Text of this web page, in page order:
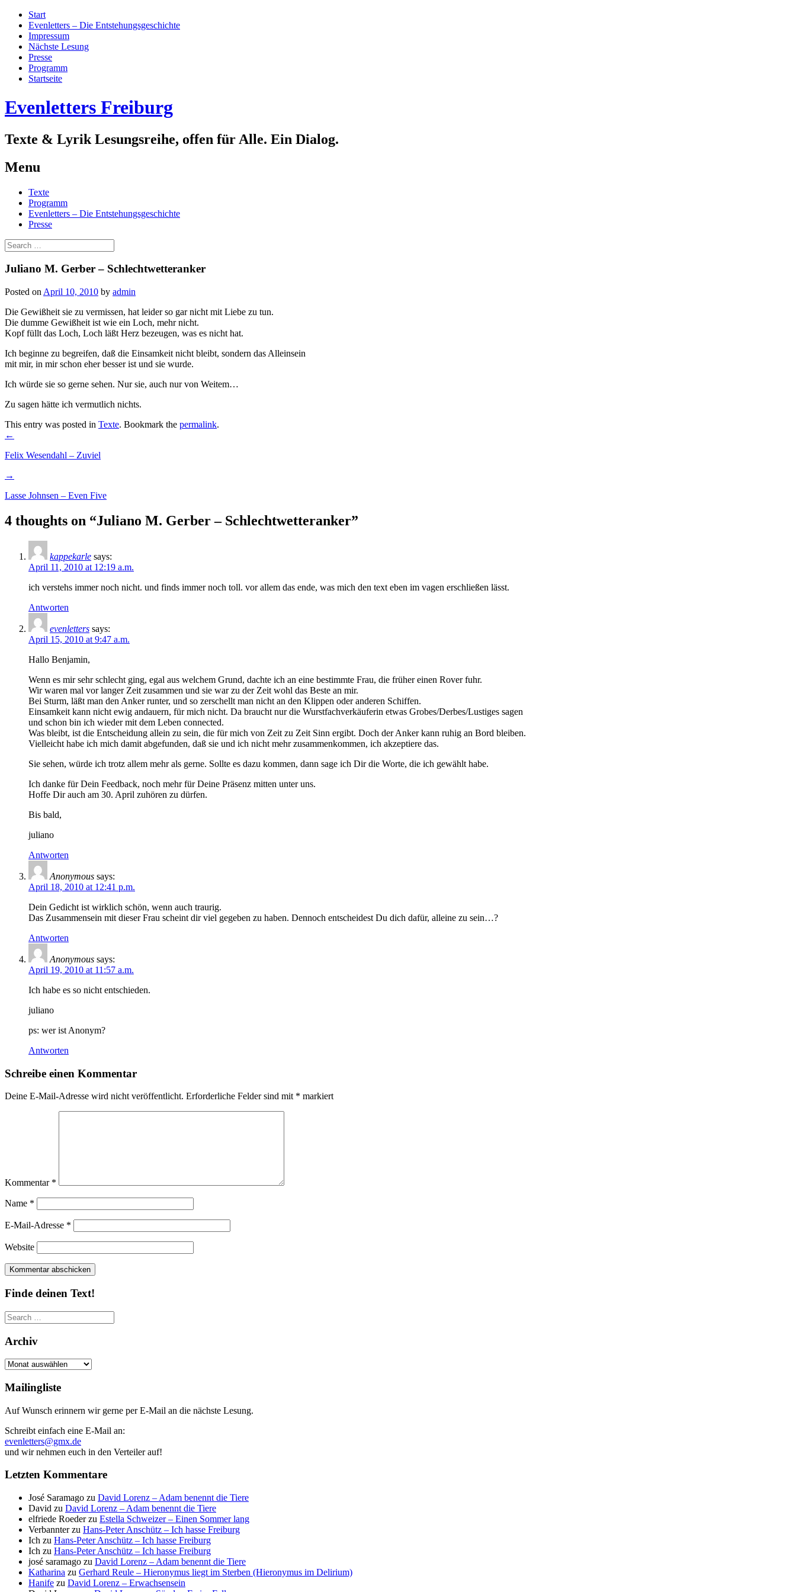
Start
Evenletters – Die Entstehungsgeschichte
Impressum
Nächste Lesung
Presse
Programm
Startseite
Evenletters Freiburg
Texte & Lyrik Lesungsreihe, offen für Alle. Ein Dialog.
Menu
Skip
content
Texte
Programm
Evenletters – Die Entstehungsgeschichte
Presse
Search
for:
Juliano M. Gerber – Schlechtwetteranker
Posted on April 10, 2010 by admin
Die Gewißheit sie zu vermissen, hat leider so gar nicht mit Liebe zu tun.
Die dumme Gewißheit ist wie ein Loch, mehr nicht.
Kopf füllt das Loch, Loch läßt Herz bezeugen, was es nicht hat.
Ich beginne zu begreifen, daß die Einsamkeit nicht bleibt, sondern das Alleinsein
mit mir, in mir schon eher besser ist und sie wurde.
Ich würde sie so gerne sehen. Nur sie, auch nur von Weitem…
Zu sagen hätte ich vermutlich nichts.
This entry was posted in Texte. Bookmark the permalink.
Post
←
Felix Wesendahl – Zuviel
→
Lasse Johnsen – Even Five
4 thoughts on “Juliano M. Gerber – Schlechtwetteranker”
kappekarle says:
April 11, 2010 at 12:19 a.m.
ich verstehs immer noch nicht. und finds immer noch toll. vor allem das ende, was mich den text eben im vagen erschließen lässt.
Antworten
evenletters says:
April 15, 2010 at 9:47 a.m.
Hallo Benjamin,
Wenn es mir sehr schlecht ging, egal aus welchem Grund, dachte ich an eine bestimmte Frau, die früher einen Rover fuhr.
Wir waren mal vor langer Zeit zusammen und sie war zu der Zeit wohl das Beste an mir.
Bei Sturm, läßt man den Anker runter, und so zerschellt man nicht an den Klippen oder anderen Schiffen.
Einsamkeit kann nicht ewig andauern, für mich nicht. Da braucht nur die Wurstfachverkäuferin etwas Grobes/Derbes/Lustiges sagen
und schon bin ich wieder mit dem Leben connected.
Was bleibt, ist die Entscheidung allein zu sein, die für mich von Zeit zu Zeit Sinn ergibt. Doch der Anker kann ruhig an Bord bleiben.
Vielleicht habe ich mich damit abgefunden, daß sie und ich nicht mehr zusammenkommen, ich akzeptiere das.
Sie sehen, würde ich trotz allem mehr als gerne. Sollte es dazu kommen, dann sage ich Dir die Worte, die ich gewählt habe.
Ich danke für Dein Feedback, noch mehr für Deine Präsenz mitten unter uns.
Hoffe Dir auch am 30. April zuhören zu dürfen.
Bis bald,
juliano
Antworten
Anonymous says:
April 18, 2010 at 12:41 p.m.
Dein Gedicht ist wirklich schön, wenn auch traurig.
Das Zusammensein mit dieser Frau scheint dir viel gegeben zu haben. Dennoch entscheidest Du dich dafür, alleine zu sein…?
Antworten
Anonymous says:
April 19, 2010 at 11:57 a.m.
Ich habe es so nicht entschieden.
juliano
ps: wer ist Anonym?
Antworten
Schreibe einen Kommentar
Deine E-Mail-Adresse wird nicht veröffentlicht. Erforderliche Felder sind mit * markiert
Kommentar *
Name *
E-Mail-Adresse *
Website
Finde deinen Text!
Search
for:
Archiv
Archiv
Mailingliste
Auf Wunsch erinnern wir gerne per E-Mail an die nächste Lesung.
Schreibt einfach eine E-Mail an:
evenletters@gmx.de
und wir nehmen euch in den Verteiler auf!
Letzten Kommentare
José Saramago zu David Lorenz – Adam benennt die Tiere
David zu David Lorenz – Adam benennt die Tiere
elfriede Roederzu Estella Schweizer – Einen Sommer lang
Verbannterzu Hans-Peter Anschütz – Ich hasse Freiburg
Ich zu Hans-Peter Anschütz – Ich hasse Freiburg
Ich zu Hans-Peter Anschütz – Ich hasse Freiburg
josé saramago zu David Lorenz – Adam benennt die Tiere
Katharina zu Gerhard Reule – Hieronymus liegt im Sterben (Hieronymus im Delirium)
Hanife zu David Lorenz – Erwachsensein